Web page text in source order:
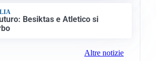
Besiktas e Atletico si
Altre notizie